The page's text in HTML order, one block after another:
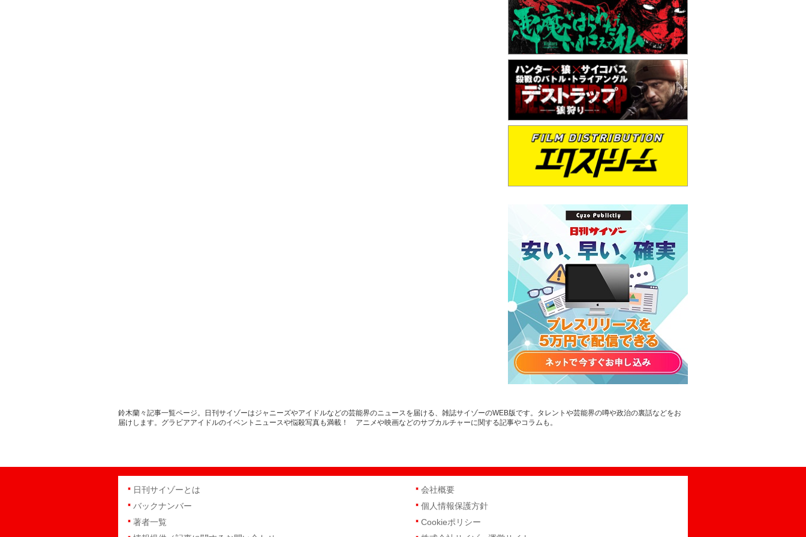
鈴木蘭々記事一覧ページ。日刊サイゾーはジャニーズやアイドルなどの芸能界のニュースを届ける、雑誌サイゾーのWEB版です。タレントや芸能界の噂や政治の裏話などをお
届けします。グラビアアイドルのイベントニュースや悩殺写真も満載！ アニメや映画などのサブカルチャーに関する記事やコラムも。
日刊サイゾーとは
バックナンバー
著者一覧
会社概要
個人情報保護方針
Cookieポリシー